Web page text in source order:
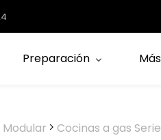
Preparación Más
Modular Cocinas a gas